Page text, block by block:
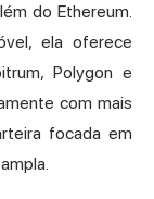
do Ethereum.
ela oferece
Polygon e
com mais
focada em